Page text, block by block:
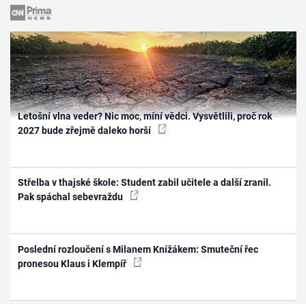
Letošní vlna veder? Nic moc, míní vědci. Vysvětlili, proč rok
2027 bude zřejmě daleko horší
Střelba v thajské škole: Student zabil učitele a další zranil.
Pak spáchal sebevraždu
Poslední rozloučení s Milanem Knížákem: Smuteční řec
pronesou Klaus i Klempíř